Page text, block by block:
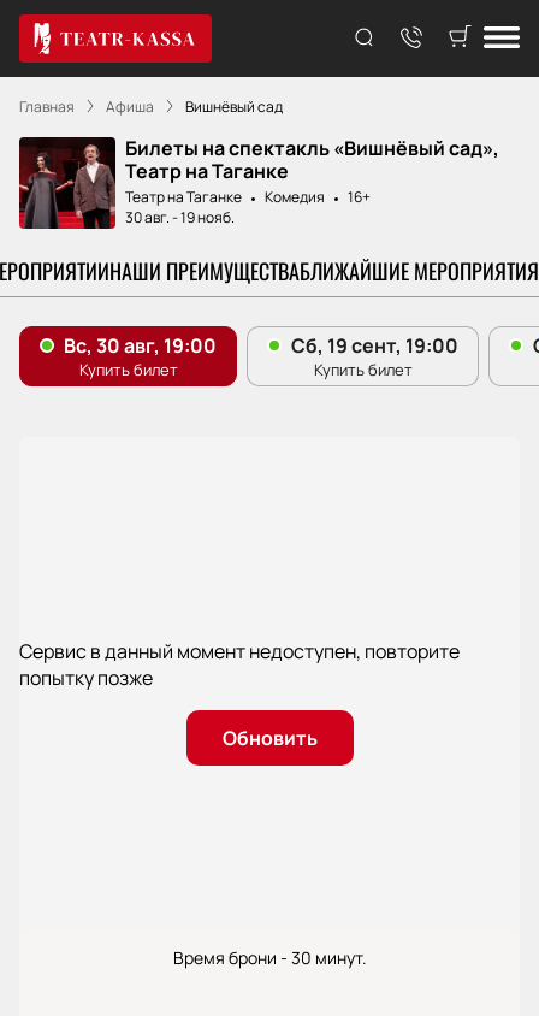
Главная Афиша Вишнёвый сад
Билеты на спектакль «Вишнёвый сад»,
Театр на Таганке
Театр на Таганке Комедия
16+
30 авг.-19 нояб.
НАШИ ПРЕИМУЩЕСТВАБЛИЖАЙШИЕ МЕРОПРИЯТИЯ
Сервис в данный момент недоступен, повторите
попытку позже
Обновить
Время брони - 30 минут.